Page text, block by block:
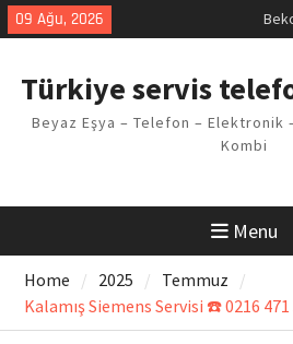
Skip
to
09 Ağu, 2026
Türkiye servis
Beyaz Eşya – Telefon – Elektronik
Kombi
Menu
Home 2025
Temmuz
Kalamış Siemens Servisi ☎️ 0216 471